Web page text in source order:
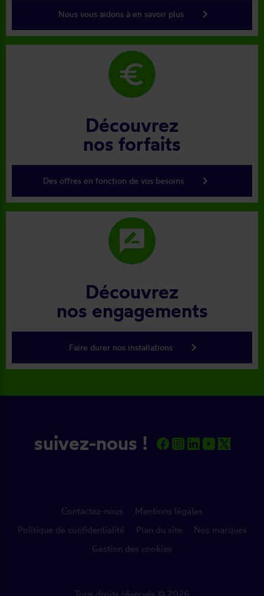
Nous vous aidons à en savoir plus keyboard_arrow_right
euro
Découvrez
nos forfaits
Des offres en fonction de vos besoins keyboard_arrow_right
rate_review
Découvrez
nos engagements
Faire durer nos installations keyboard_arrow_right
suivez-nous !
Contactez-nous
Mentions légales
Politique de confidentialité
Plan du site
Nos marques
Gestion des cookies